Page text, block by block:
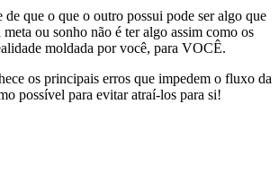
de que o que o outro possui pode ser algo que
meta ou sonho não é ter algo assim como os
moldada por você, para VOCÊ.
os principais erros que impedem o fluxo da
possível para evitar atraí-los para si!